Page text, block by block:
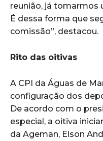
reunião, já tomarmos
É dessa forma que
comissão”, destacou.
Rito das oitivas
A CPI da Águas de
configuração dos
De acordo com o
especial, a oitiva
da Ageman, Elson